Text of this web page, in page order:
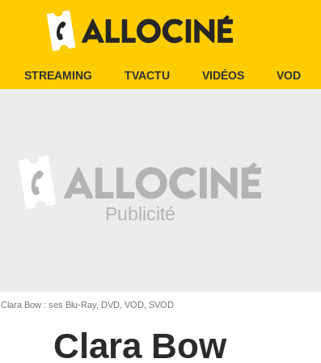
STREAMING TVACTU VIDÉOS VOD
Clara Bow : ses Blu-Ray, DVD, VOD, SVOD
Clara Bow